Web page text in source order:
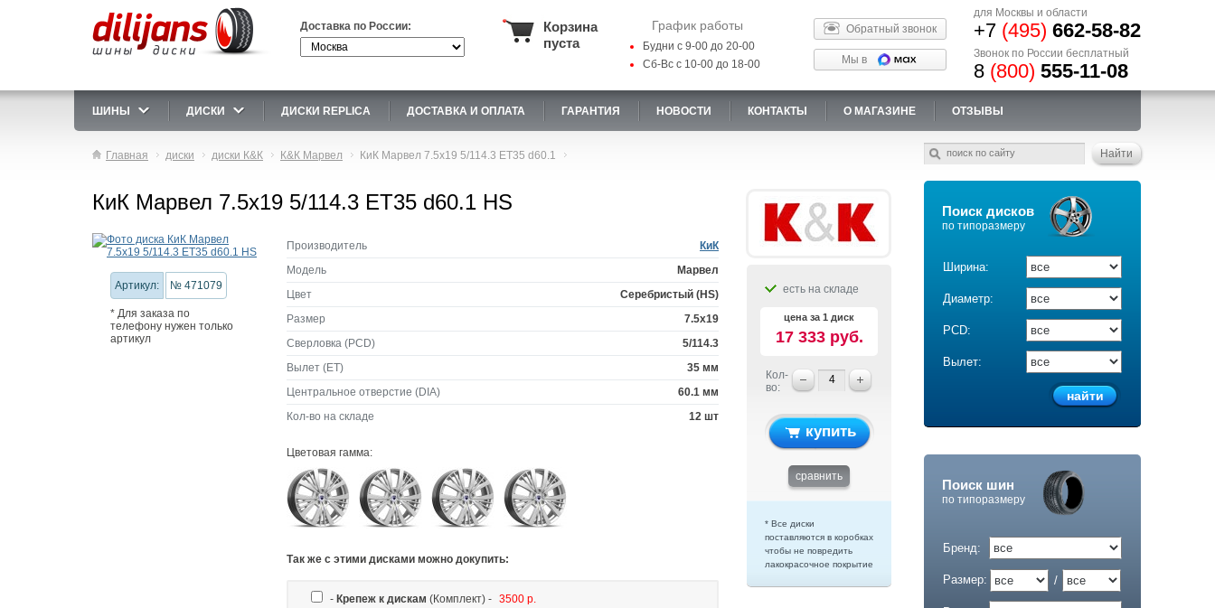
Доставка по России:
Корзина
пуста
График работы
Будни с 9-00 до 20-00
Сб-Вс с 10-00 до 18-00
Обратный звонок
Мы в
для Москвы и области
+7 (495) 662-58-82
Звонок по России бесплатный
8 (800) 555-11-08
ШИНЫ ДИСКИ ДИСКИ REPLICA ДОСТАВКА И ОПЛАТА ГАРАНТИЯ НОВОСТИ КОНТАКТЫ О МАГАЗИНЕ ОТЗЫВЫ
Главная диски диски К&К К&К Марвел КиК Марвел 7.5x19 5/114.3 ET35 d60.1
Поиск дисков
по типоразмеру
Ширина:
Диаметр:
PCD:
Вылет:
Поиск шин
по типоразмеру
Бренд:
Размер: /
КиК Марвел 7.5x19 5/114.3 ET35 d60.1 HS
Артикул: № 471079
* Для заказа по
телефону нужен только
артикул
есть на складе
цена за 1 диск
17 333 руб.
Кол-
во:
купить
сравнить
* Все диски
поставляются в коробках
чтобы не повредить
лакокрасочное покрытие
Производитель
КиК
Модель
Марвел
Цвет
Серебристый (HS)
Размер
7.5x19
Сверловка (PCD)
5/114.3
Вылет (ET)
35 мм
Центральное отверстие (DIA)
60.1 мм
Кол-во на складе
12 шт
Цветовая гамма:
Так же c этими дисками можно докупить:
- Крепеж к дискам (Комплект) - 3500 р.